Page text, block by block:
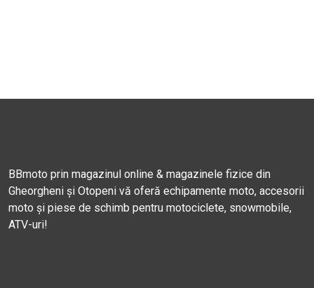
BBmoto prin magazinul online & magazinele fizice din
Gheorgheni și Otopeni vă oferă echipamente moto, accesorii
moto și piese de schimb pentru motociclete, snowmobile,
ATV-uri!